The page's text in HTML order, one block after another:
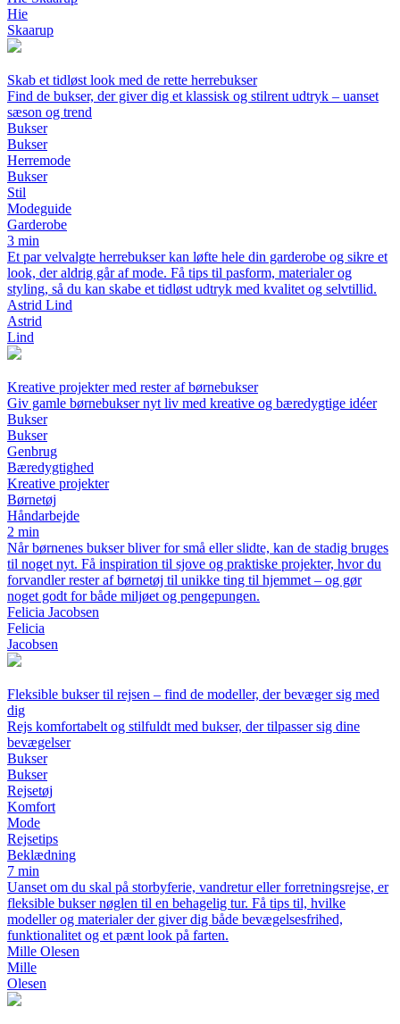
Hie
Skaarup
Skab et tidløst look med de rette herrebukser
Find de bukser, der giver dig et klassisk og stilrent udtryk – uanset
sæson og trend
Bukser
Bukser
Herremode
Bukser
Stil
Modeguide
Garderobe
3 min
Et par velvalgte herrebukser kan løfte hele din garderobe og sikre et
look, der aldrig går af mode. Få tips til pasform, materialer og
styling, så du kan skabe et tidløst udtryk med kvalitet og selvtillid.
Astrid Lind
Astrid
Lind
Kreative projekter med rester af børnebukser
Giv gamle børnebukser nyt liv med kreative og bæredygtige idéer
Bukser
Bukser
Genbrug
Bæredygtighed
Kreative projekter
Børnetøj
Håndarbejde
2 min
Når børnenes bukser bliver for små eller slidte, kan de stadig bruges
til noget nyt. Få inspiration til sjove og praktiske projekter, hvor du
forvandler rester af børnetøj til unikke ting til hjemmet – og gør
noget godt for både miljøet og pengepungen.
Felicia Jacobsen
Felicia
Jacobsen
Fleksible bukser til rejsen – find de modeller, der bevæger sig med
dig
Rejs komfortabelt og stilfuldt med bukser, der tilpasser sig dine
bevægelser
Bukser
Bukser
Rejsetøj
Komfort
Mode
Rejsetips
Beklædning
7 min
Uanset om du skal på storbyferie, vandretur eller forretningsrejse, er
fleksible bukser nøglen til en behagelig tur. Få tips til, hvilke
modeller og materialer der giver dig både bevægelsesfrihed,
funktionalitet og et pænt look på farten.
Mille Olesen
Mille
Olesen